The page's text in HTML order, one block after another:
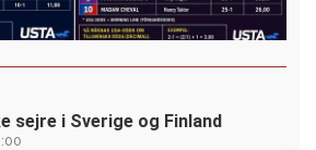
sejre i Sverige og Finland